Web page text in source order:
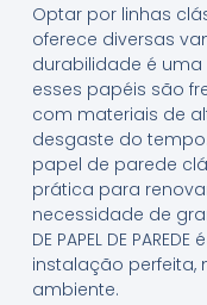
Optar por linhas
oferece diversas
durabilidade é
esses papéis são
com materiais de
desgaste do
papel de parede
prática para
necessidade de
DE PAPEL DE
instalação perfeita,
ambiente.